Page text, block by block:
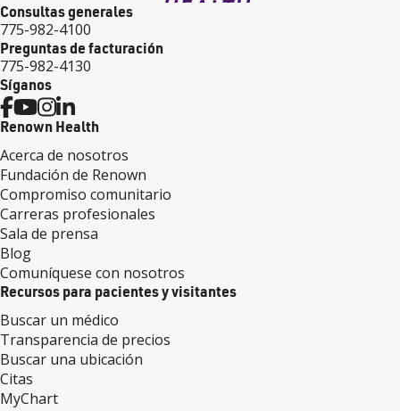
Consultas generales
775-982-4100
Preguntas de facturación
775-982-4130
Síganos
Renown Health
Acerca de nosotros
Fundación de Renown
Compromiso comunitario
Carreras profesionales
Sala de prensa
Blog
Comuníquese con nosotros
Recursos para pacientes y visitantes
Buscar un médico
Transparencia de precios
Buscar una ubicación
Citas
MyChart